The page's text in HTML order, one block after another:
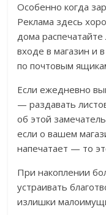
Особенно когда
Реклама здесь
дома
входе в магазин и
по почтовым
Если ежедневно
— раздавать
об этой
если о вашем
напечатает — то
При накоплении
устраивать
излишки